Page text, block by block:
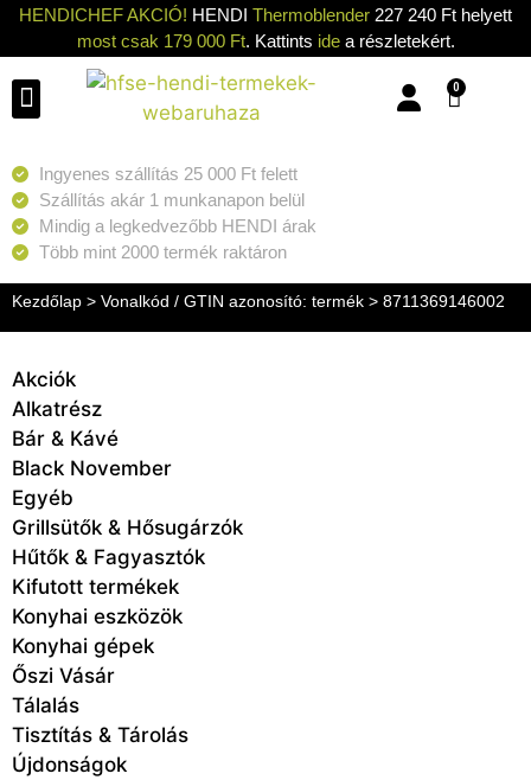
HENDICHEF AKCIÓ! HENDI Thermoblender 227 240 Ft helyett
most csak 179 000 Ft. Kattints idea részletekért.
0
Ingyenes szállítás 25 000 Ft felett
Szállítás akár 1 munkanapon belül
Mindig a legkedvezőbb HENDI árak
Több mint 2000 termék raktáron
Kezdőlap > Vonalkód / GTIN azonosító: termék > 8711369146002
Akciók
Alkatrész
Bár & Kávé
Black November
Egyéb
Grillsütők & Hősugárzók
Hűtők & Fagyasztók
Kifutott termékek
Konyhai eszközök
Konyhai gépek
Őszi Vásár
Tálalás
Tisztítás & Tárolás
Újdonságok